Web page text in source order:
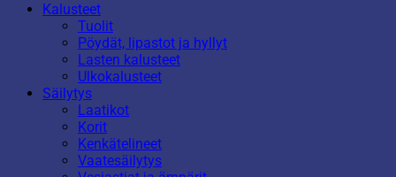
Kalusteet
Tuolit
Pöydät, lipastot ja hyllyt
Lasten kalusteet
Ulkokalusteet
Säilytys
Laatikot
Korit
Kenkätelineet
Vaatesäilytys